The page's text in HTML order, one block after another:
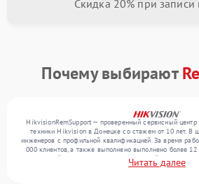
Скидка 20% при записи
Почему выбирают
HikvisionRemSupport — проверенный сервисный
техники Hikvision в Донецке со стажем от 10 лет. В
инженеров с профильной квалификацией. За время
000 клиентов, а также выполнено выполнено более
сервисный центр поступает от 300 устройств,
спектром неисправностей и обеспечиваем
Читать далее